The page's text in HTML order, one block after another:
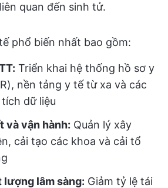
quan đến sinh tử.
phổ biến nhất bao gồm:
Triển khai hệ thống hồ sơ y
nền tảng y tế từ xa và các
dữ liệu
và vận hành: Quản lý xây
cải tạo các khoa và cải tổ
lượng lâm sàng: Giảm tỷ lệ tái